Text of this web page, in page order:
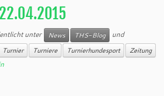
unter News THS-Blog
und
Turnier Turniere Turnierhundesport Zeitung